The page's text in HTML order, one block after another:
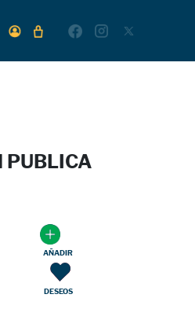
PUBLICA
AÑADIR
DESEOS